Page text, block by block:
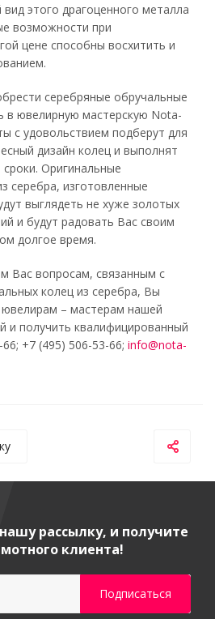
этого драгоценного металла
возможности при
цене способны восхитить и
серебряные обручальные
в ювелирную мастерскую Nota-
с удовольствием подберут для
дизайн колец и выполнят
Оригинальные
серебра, изготовленные
выглядеть не хуже золотых
и будут радовать Вас своим
долгое время.
Вас вопросам, связанным с
колец из серебра, Вы
– мастерам нашей
и получить квалифицированный
+7 (495) 506-53-66; info@nota-
рассылку, и получите
клиента!